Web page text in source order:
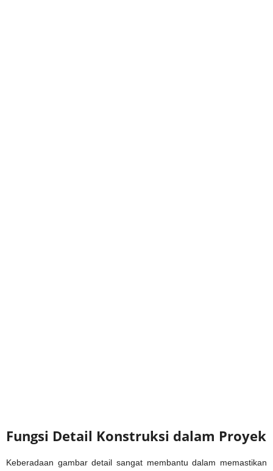
Fungsi Detail Konstruksi dalam Proyek
Keberadaan gambar detail sangat membantu dalam memastikan